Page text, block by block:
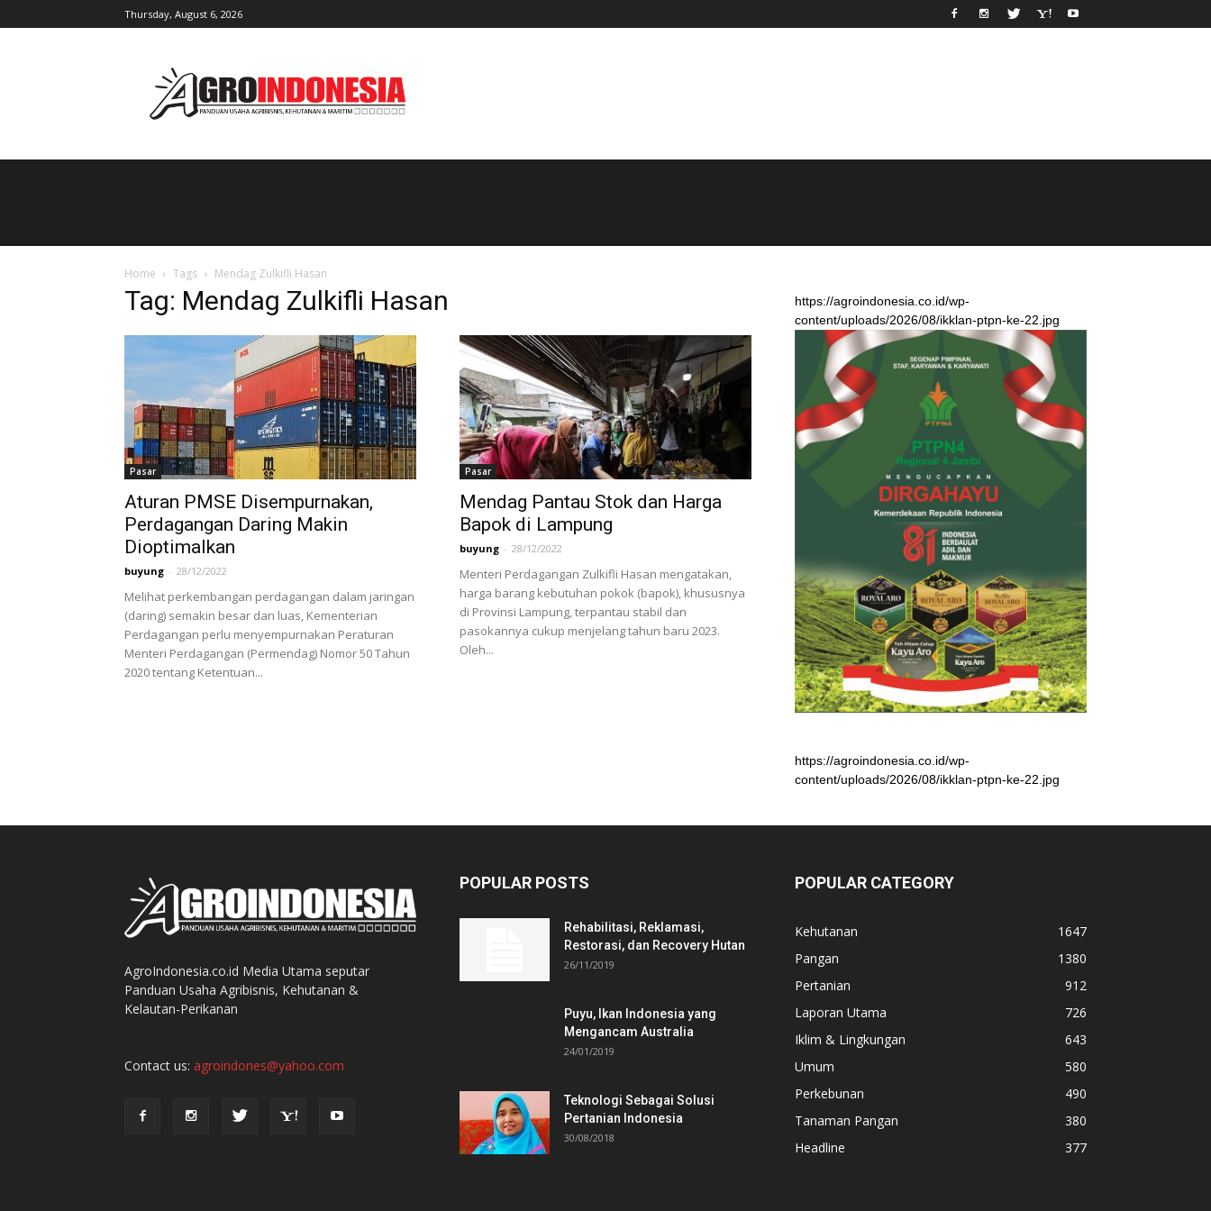
Thursday, August 6, 2026
Home Tags Mendag Zulkifli Hasan
Tag: Mendag Zulkifli Hasan
Pasar
Aturan PMSE Disempurnakan,
Perdagangan Daring Makin
Dioptimalkan
buyung - 28/12/2022
Melihat perkembangan perdagangan dalam jaringan
(daring) semakin besar dan luas, Kementerian
Perdagangan perlu menyempurnakan Peraturan
Menteri Perdagangan (Permendag) Nomor 50 Tahun
2020 tentang Ketentuan...
Pasar
Mendag Pantau Stok dan Harga
Bapok di Lampung
buyung - 28/12/2022
Menteri Perdagangan Zulkifli Hasan mengatakan,
harga barang kebutuhan pokok (bapok), khususnya
di Provinsi Lampung, terpantau stabil dan
pasokannya cukup menjelang tahun baru 2023.
Oleh...
https://agroindonesia.co.id/wp-
content/uploads/2026/08/ikklan-ptpn-ke-22.jpg
https://agroindonesia.co.id/wp-
content/uploads/2026/08/ikklan-ptpn-ke-22.jpg
AgroIndonesia.co.id Media Utama seputar
Panduan Usaha Agribisnis, Kehutanan &
Kelautan-Perikanan
Contact us: agroindones@yahoo.com
POPULAR POSTS
Rehabilitasi, Reklamasi,
Restorasi, dan Recovery Hutan
26/11/2019
Puyu, Ikan Indonesia yang
Mengancam Australia
24/01/2019
Teknologi Sebagai Solusi
Pertanian Indonesia
30/08/2018
POPULAR CATEGORY
Kehutanan
1647
Pangan
1380
Pertanian
912
Laporan Utama
726
Iklim & Lingkungan
643
Umum
580
Perkebunan
490
Tanaman Pangan
380
Headline
377